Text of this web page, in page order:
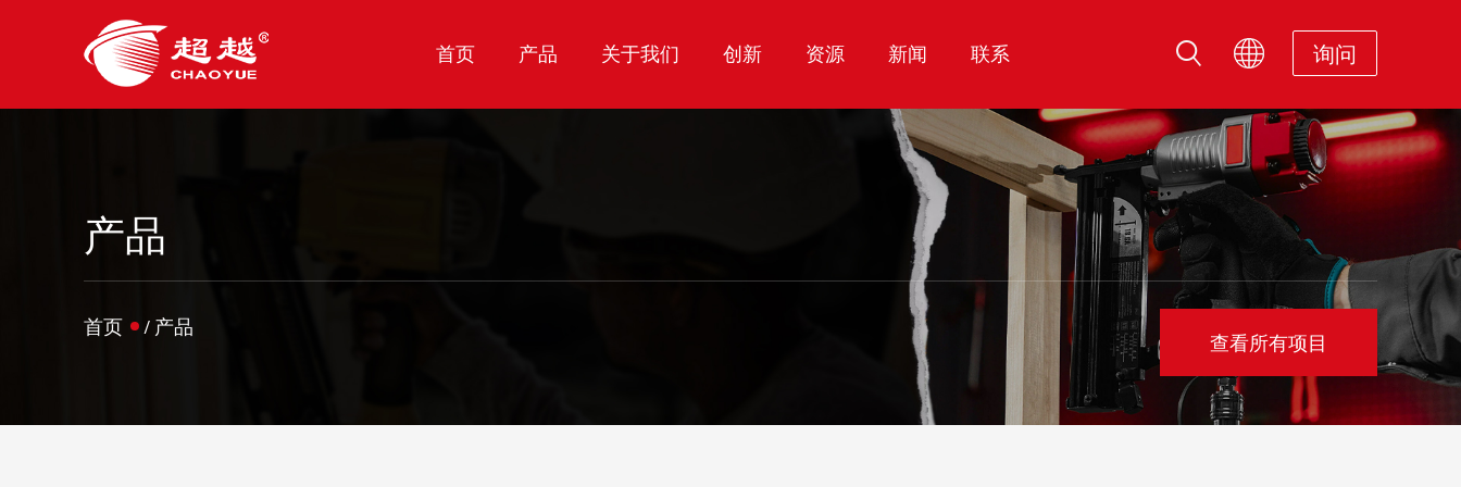
首页 产品 关于我们 创新 资源 新闻 联系 询问
产品
首页 / 产品
查看所有项目